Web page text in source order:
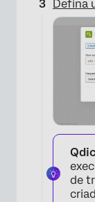
Defina
de